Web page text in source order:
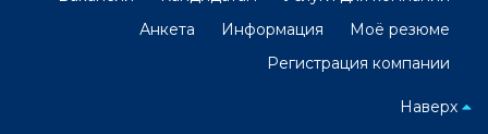
Анкета
Информация
Моё резюме
Регистрация компании
Наверх